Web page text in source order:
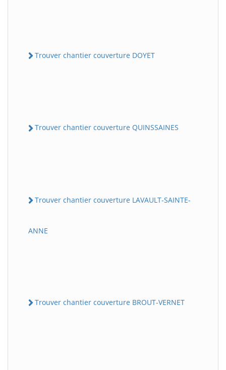
Trouver chantier couverture DOYET
Trouver chantier couverture QUINSSAINES
Trouver chantier couverture LAVAULT-SAINTE-
ANNE
Trouver chantier couverture BROUT-VERNET